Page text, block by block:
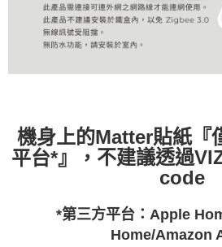
機身上的Matter貼紙『
平台*』， 不建議透過
code
*第三方平台：Apple
Home/Amazon